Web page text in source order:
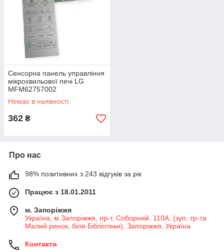
Сенсорна панель управління
мікрохвильової печі LG
MFM62757002
Немає в наявності
362 ₴
Про нас
98% позитивних з 243 відгуків за рік
Працює з 18.01.2011
м. Запоріжжя
Україна, м.Запоріжжя, пр-т. Соборний, 110А, (зуп. тр-та
Малий ринок, біля Бібліотеки), Запоріжжя, Україна
Контакти